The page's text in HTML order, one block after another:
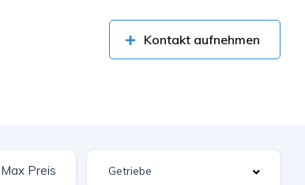
Kontakt aufnehmen